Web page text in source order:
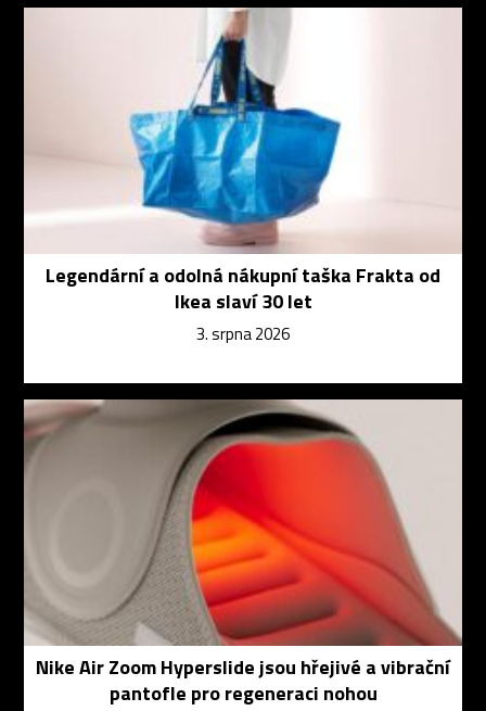
Legendární a odolná nákupní taška Frakta od
Ikea slaví 30 let
3. srpna 2026
Nike Air Zoom Hyperslide jsou hřejivé a vibrační
pantofle pro regeneraci nohou